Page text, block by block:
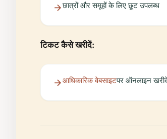
छात्रों और समूहों के लिए छूट उपलब्ध
टिकट कैसे खरीदें:
आधिकारिक वेबसाइटपर ऑनलाइन